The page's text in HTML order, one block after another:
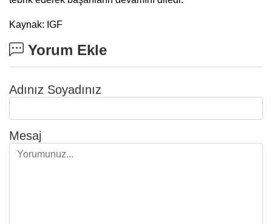
Kaynak: IGF
Yorum Ekle
Adınız Soyadınız
Mesaj